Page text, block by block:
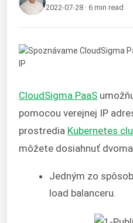
2022-07-28 · 6 min read
CloudSigma PaaS
pomocou verejnej IP
prostredia Kubernetes
môžete dosiahnuť
Jedným zo
load balanceru.